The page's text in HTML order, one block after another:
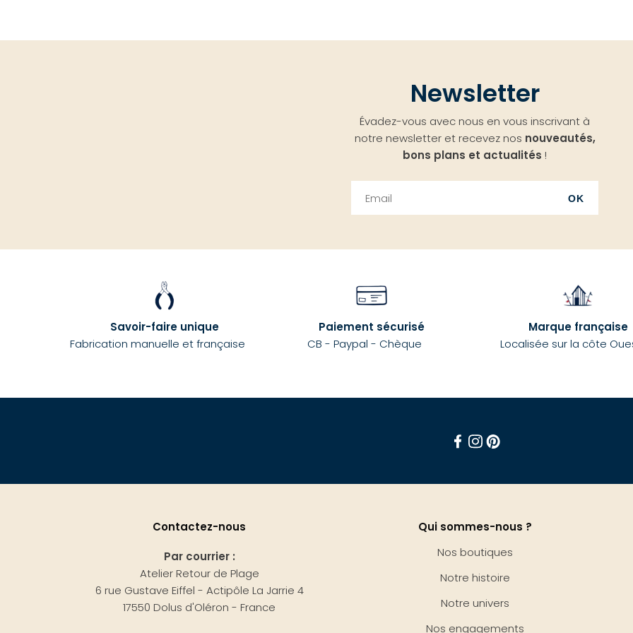
Newsletter
Évadez-vous avec nous en vous inscrivant à
notre newsletter et recevez nos nouveautés,
bons plans et actualités !
OK
Savoir-faire unique
Fabrication manuelle et française
Paiement sécurisé
CB - Paypal - Chèque
Marque française
Localisée sur la côte
Contactez-nous
Par courrier :
Atelier Retour de Plage
6 rue Gustave Eiffel - Actipôle La Jarrie 4
17550 Dolus d'Oléron - France
Qui sommes-nous ?
Nos boutiques
Notre histoire
Notre univers
Nos engagements